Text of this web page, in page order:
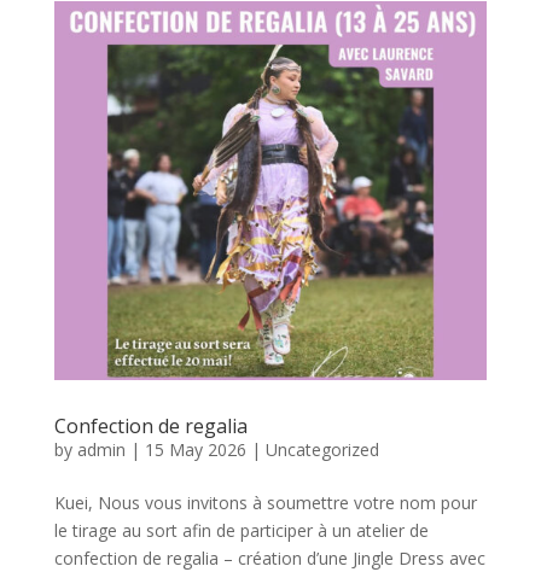
Confection de regalia
by admin | 15 May 2026 | Uncategorized
Kuei, Nous vous invitons à soumettre votre nom pour
le tirage au sort afin de participer à un atelier de
confection de regalia – création d’une Jingle Dress avec